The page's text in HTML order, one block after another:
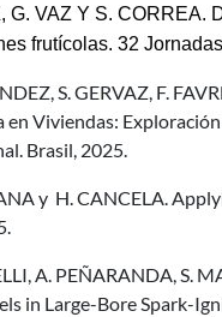
G. VAZ Y S. CORREA.
frutícolas. 32
S. GERVAZ, F.
en Viviendas:
Brasil, 2025.
y H. CANCELA.
A. PEÑARANDA, S.
in Large-Bore Spark-